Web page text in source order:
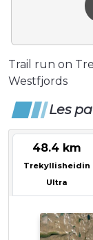
Trail run on
Westfjords
Les
48.4 km
Trekyllisheidin
Ultra